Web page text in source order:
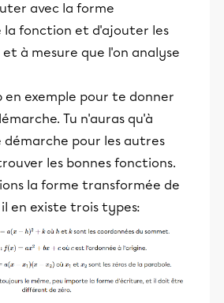
avec la forme
la fonction et d'ajouter les
à mesure que l'on analyse
en exemple pour te donner
Tu n'auras qu'à
pour les autres
les bonnes fonctions.
la forme transformée de
en existe trois types: